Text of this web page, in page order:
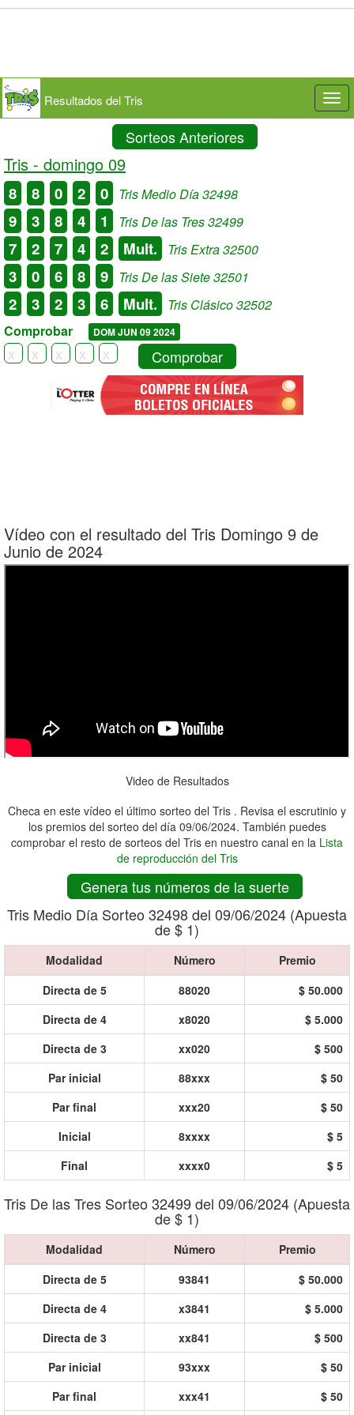
Resultados del Tris
Sorteos Anteriores
Tris - domingo 09
8 8 0 2 0 Tris Medio Día 32498
9 3 8 4 1 Tris De las Tres 32499
7 2 7 4 2 Mult. Tris Extra 32500
3 0 6 8 9 Tris De las Siete 32501
2 3 2 3 6 Mult.
Tris Clásico 32502
Comprobar
DOM JUN 09 2024
Comprobar
Vídeo con el resultado del Tris Domingo 9 de
Junio de 2024
Video de Resultados
Checa en este vídeo el último sorteo del Tris . Revisa el escrutinio y
los premios del sorteo del día 09/06/2024. También puedes
comprobar el resto de sorteos del Tris en nuestro canal en la Lista
de reproducción del Tris
Genera tus números de la suerte
Tris Medio Día Sorteo 32498 del 09/06/2024 (Apuesta
de $ 1)
Modalidad Número
Premio
Directa de 5
88020
$ 50.000
Directa de 4
x8020
$ 5.000
Directa de 3
xx020
$ 500
Par inicial
88xxx
$ 50
Par final
xxx20
$ 50
Inicial
8xxxx
$ 5
Final
xxxx0 $ 5
Tris De las Tres Sorteo 32499 del 09/06/2024 (Apuesta
de $ 1)
Modalidad Número
Premio
Directa de 5
93841
$ 50.000
Directa de 4
x3841
$ 5.000
Directa de 3
xx841
$ 500
Par inicial
93xxx
$ 50
Par final
xxx41
$ 50